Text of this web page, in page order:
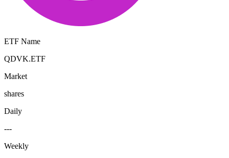
ETF Name
QDVK.ETF
Market
shares
Daily
---
Weekly